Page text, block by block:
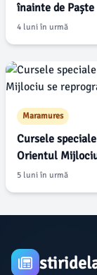
înainte de Paște
4 luni în urmă
Maramures
Cursele
Orientul
5 luni în urmă